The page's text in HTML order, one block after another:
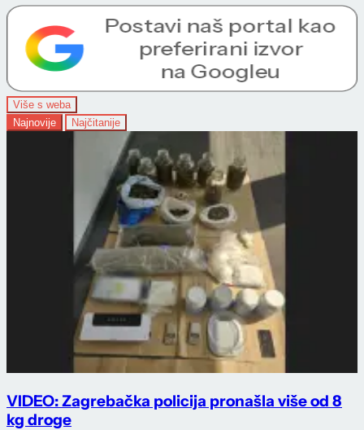
Više s weba
Najnovije
Najčitanije
VIDEO: Zagrebačka policija pronašla više od 8
kg droge